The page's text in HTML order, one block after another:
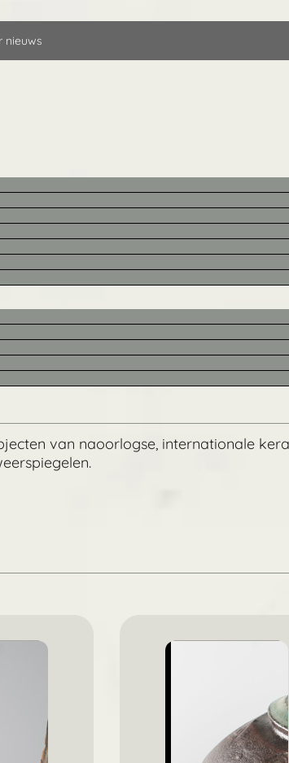
nieuws
van naoorlogse, internationale